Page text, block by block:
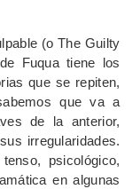
(o The Guilty
Fuqua tiene los
que se repiten,
que va a
de la anterior,
irregularidades.
psicológico,
en algunas